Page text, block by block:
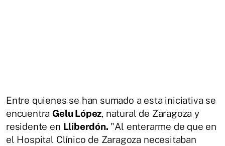
Entre quienes se han sumado a esta iniciativa se
encuentra Gelu López, natural de Zaragoza y
residente en Lliberdón. "Al enterarme de que en
el Hospital Clínico de Zaragoza necesitaban